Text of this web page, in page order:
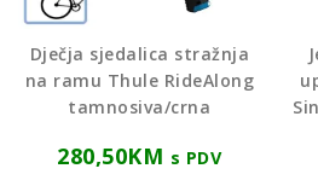
Dječja sjedalica stražnja
na ramu Thule RideAlong
tamnosiva/crna
280,50KM s PDV